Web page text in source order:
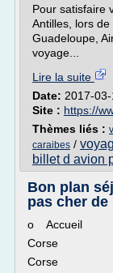
Pour satisfaire
Antilles, lors
Guadeloupe,
voyage...
Lire la suite
Date: 2017-
Site : https://
Thèmes liés :
caraibes /
billet d avion
Bon plan
pas cher de
o Accueil
Corse
Corse